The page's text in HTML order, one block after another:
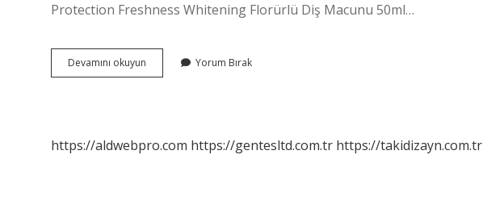
Protection Freshness Whitening Florürlü Diş Macunu 50ml…
Devamını okuyun Sensodyne
F
Yorum Bırak
https://aldwebpro.com https://gentesltd.com.tr https://takidizayn.com.tr